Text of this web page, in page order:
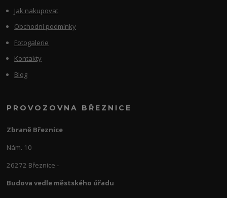
Jak nakupovat
Obchodní podmínky
Fotogalerie
Kontakty
Blog
PROVOZOVNA BŘEZNICE
Zbraně Březnice
Nám. 10
26272 Březnice -
Budova vedle městského úřadu